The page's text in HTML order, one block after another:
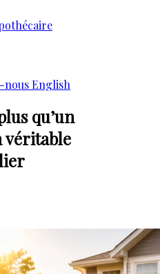
nousEnglish
qu’un
véritable